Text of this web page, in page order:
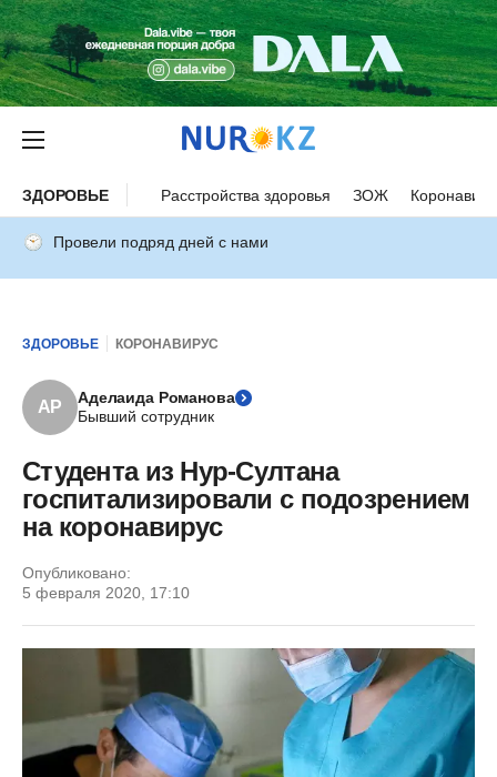
ЗДОРОВЬЕ Расстройства здоровья ЗОЖ
Провели подряд дней с нами
ЗДОРОВЬЕ КОРОНАВИРУС
АР
Аделаида Романова
Бывший сотрудник
Студента из Нур-Султана
госпитализировали с подозрением
на коронавирус
Опубликовано:
5 февраля 2020, 17:10